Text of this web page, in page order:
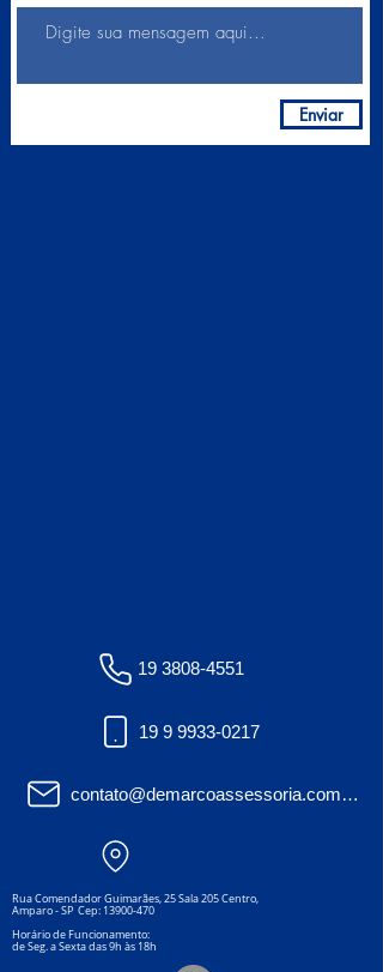
Enviar
19 3808-4551
19 9 9933-0217
contato@demarcoassessoria.com.br
Rua Comendador Guimarães, 25 Sala 205 Centro,
Amparo - SP Cep: 13900-470
Horário de Funcionamento:
de Seg. a Sexta das 9h às 18h